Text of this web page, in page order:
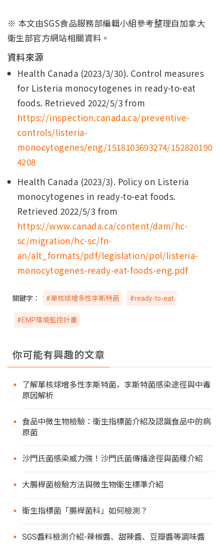
※ 本文由SGS食品服務部編輯小組參考整理自加拿大
衛生部官方網站相關資料。
資料來源
Health Canada (2023/3/30). Control measures
for Listeria monocytogenes in ready-to-eat
foods. Retrieved 2022/5/3 from
https://inspection.canada.ca/preventive-
controls/listeria-
monocytogenes/eng/1518103693274/152820190
4208
Health Canada (2023/3). Policy on Listeria
monocytogenes in ready-to-eat foods.
Retrieved 2022/5/3 from
https://www.canada.ca/content/dam/hc-
sc/migration/hc-sc/fn-
an/alt_formats/pdf/legislation/pol/listeria-
monocytogenes-ready-eat-foods-eng.pdf
關鍵字： #單核球增多性李斯特菌 #ready-to-eat
#EMP環境監控計畫
你可能有興趣的文章
了解單核球增多性李斯特菌，李斯特菌感染途徑與中毒
原因解析
食品中微生物檢驗：衛生指標菌介紹及認識食品中的病
原菌
沙門氏菌感染威力強！沙門氏菌傳播途徑與菌種介紹
大腸桿菌檢驗方法與微生物衛生標準介紹
衛生指標菌「腸桿菌科」如何檢測？
SGS醬料檢測介紹-辣椒醬、甜辣醬、豆瓣醬等調味醬